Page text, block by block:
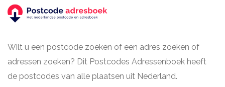
Wilt u een postcode zoeken of een adres zoeken of
adressen zoeken? Dit Postcodes Adressenboek heeft
de postcodes van alle plaatsen uit Nederland.